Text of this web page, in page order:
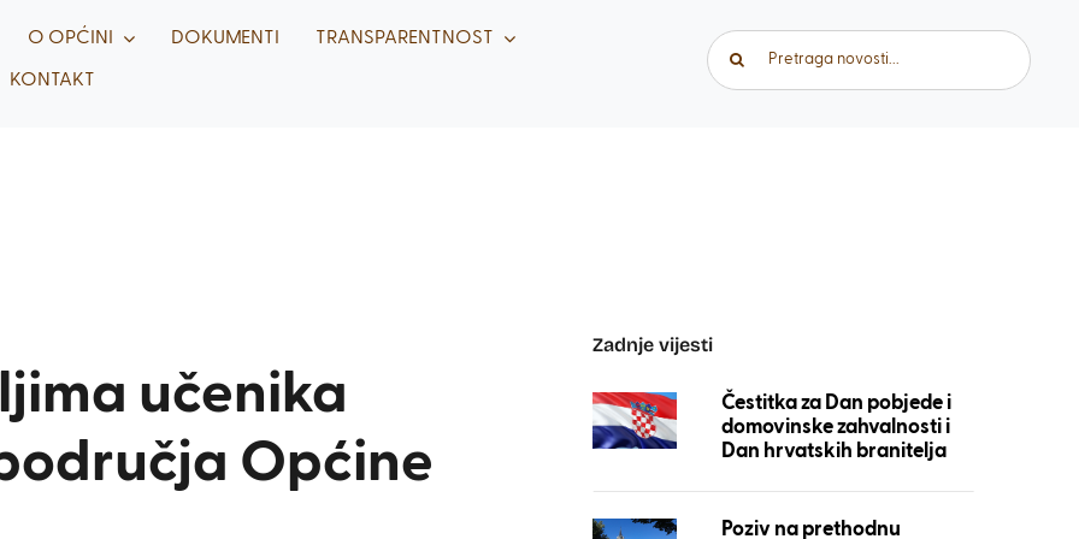
O OPĆINI DOKUMENTI TRANSPARENTNOST
KONTAKT
Traži...
učenika
Općine
Zadnje vijesti
Čestitka za Dan pobjede i
domovinske zahvalnosti i
Dan hrvatskih branitelja
Poziv na prethodnu